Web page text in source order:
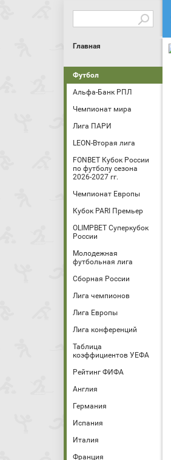
Главная
Футбол
Альфа-Банк РПЛ
Чемпионат мира
Лига ПАРИ
LEON-Вторая лига
FONBET Кубок России
по футболу сезона
2026-2027 гг.
Чемпионат Европы
Кубок PARI Премьер
OLIMPBET Суперкубок
России
Молодежная
футбольная лига
Сборная России
Лига чемпионов
Лига Европы
Лига конференций
Таблица
коэффициентов УЕФА
Рейтинг ФИФА
Англия
Германия
Испания
Италия
Франция